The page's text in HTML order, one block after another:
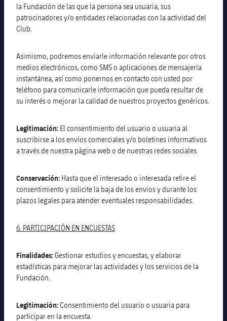
la Fundación de las que la persona sea usuaria, sus
patrocinadores y/o entidades relacionadas con la actividad del
Club.
Asimismo, podremos enviarle información relevante por otros
medios electrónicos, como SMS o aplicaciones de mensajería
instantánea, así como ponernos en contacto con usted por
teléfono para comunicarle información que pueda resultar de
su interés o mejorar la calidad de nuestros proyectos genéricos.
Legitimación: El consentimiento del usuario o usuaria al
suscribirse a los envíos comerciales y/o boletines informativos
a través de nuestra página web o de nuestras redes sociales.
Conservación: Hasta que el interesado o interesada retire el
consentimiento y solicite la baja de los envíos y durante los
plazos legales para atender eventuales responsabilidades.
6. PARTICIPACIÓN EN ENCUESTAS
Finalidades: Gestionar estudios y encuestas, y elaborar
estadísticas para mejorar las actividades y los servicios de la
Fundación.
Legitimación: Consentimiento del usuario o usuaria para
participar en la encuesta.